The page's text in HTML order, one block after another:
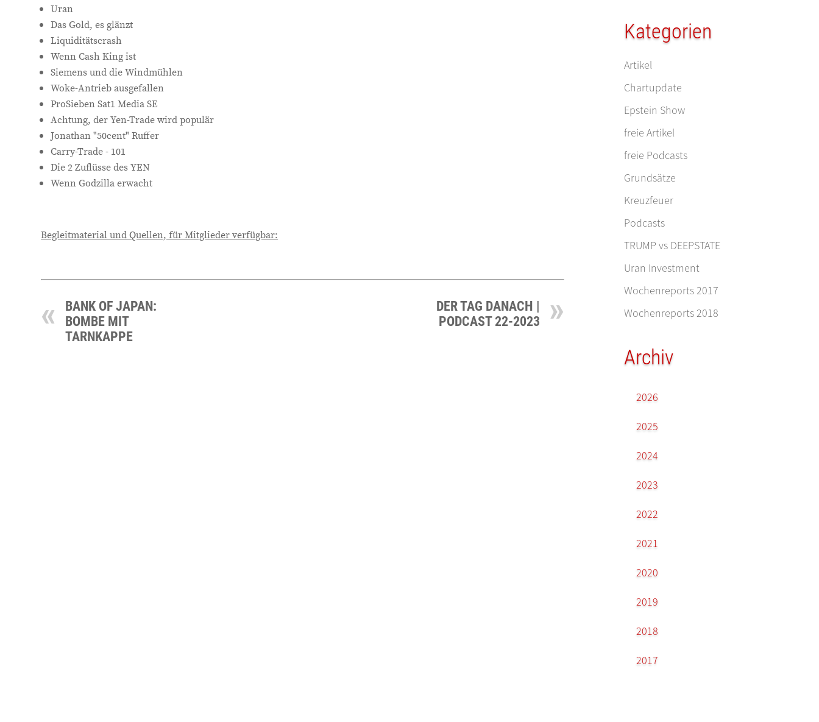
Uran
Das Gold, es glänzt
Liquiditätscrash
Wenn Cash King ist
Siemens und die Windmühlen
Woke-Antrieb ausgefallen
ProSieben Sat1 Media SE
Achtung, der Yen-Trade wird populär
Jonathan "50cent" Ruffer
Carry-Trade - 101
Die 2 Zuflüsse des YEN
Wenn Godzilla erwacht
Begleitmaterial und Quellen, für Mitglieder verfügbar:
BANK OF JAPAN:
BOMBE MIT
TARNKAPPE
DER TAG DANACH |
PODCAST 22-2023
Kategorien
Artikel
Chartupdate
Epstein Show
freie Artikel
freie Podcasts
Grundsätze
Kreuzfeuer
Podcasts
TRUMP vs DEEPSTATE
Uran Investment
Wochenreports 2017
Wochenreports 2018
Archiv
2026
2025
2024
2023
2022
2021
2020
2019
2018
2017